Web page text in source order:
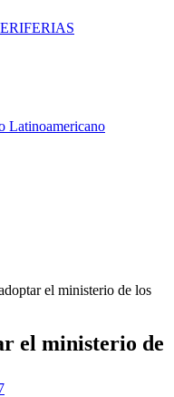
Latinoamericano
el ministerio de los
el ministerio de